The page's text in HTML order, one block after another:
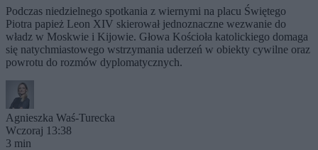
Podczas niedzielnego spotkania z wiernymi na placu Świętego
Piotra papież Leon XIV skierował jednoznaczne wezwanie do
władz w Moskwie i Kijowie. Głowa Kościoła katolickiego domaga
się natychmiastowego wstrzymania uderzeń w obiekty cywilne oraz
powrotu do rozmów dyplomatycznych.
Agnieszka Waś-Turecka
Wczoraj 13:38
3 min